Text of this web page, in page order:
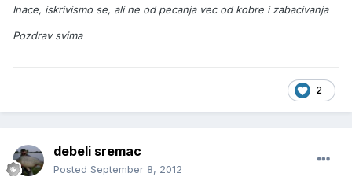
Inace, iskrivismo se, ali ne od pecanja vec od kobre i zabacivanja
Pozdrav svima
2
debeli sremac
Posted September 8, 2012